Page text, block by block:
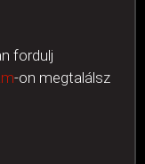
fordulj
-on megtalálsz